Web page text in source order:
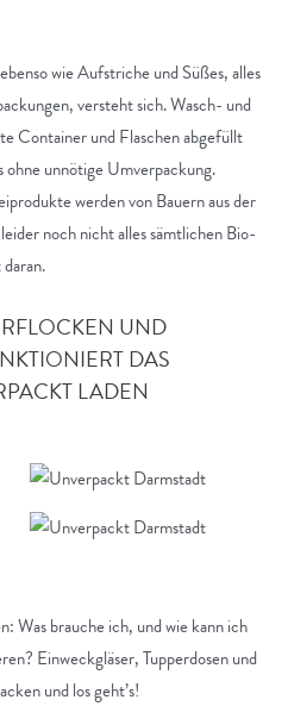
wie Aufstriche und Süßes, alles
versteht sich. Wasch- und
Container und Flaschen abgefüllt
unnötige Umverpackung.
werden von Bauern aus der
noch nicht alles sämtlichen Bio-
UND
DAS
LADEN
Was brauche ich, und wie kann ich
Einweckgläser, Tupperdosen und
und los geht’s!